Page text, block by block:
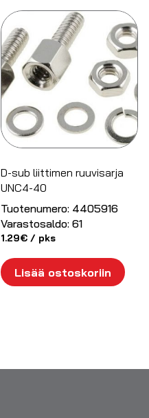
D-sub liittimen ruuvisarja
UNC4-40
Tuotenumero: 4405916
Varastosaldo: 61
1.29€ / pks
Lisää ostoskoriin